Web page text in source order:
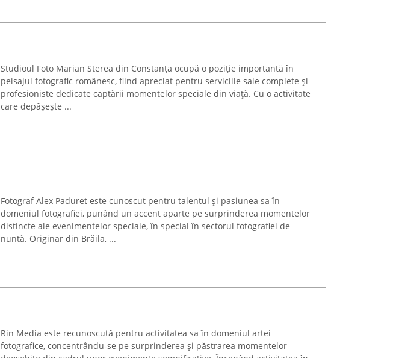
Studioul Foto Marian Sterea din Constanța ocupă o poziție importantă în
peisajul fotografic românesc, fiind apreciat pentru serviciile sale complete și
profesioniste dedicate captării momentelor speciale din viață. Cu o activitate
care depășește ...
Fotograf Alex Paduret este cunoscut pentru talentul și pasiunea sa în
domeniul fotografiei, punând un accent aparte pe surprinderea momentelor
distincte ale evenimentelor speciale, în special în sectorul fotografiei de
nuntă. Originar din Brăila, ...
Rin Media este recunoscută pentru activitatea sa în domeniul artei
fotografice, concentrându-se pe surprinderea și păstrarea momentelor